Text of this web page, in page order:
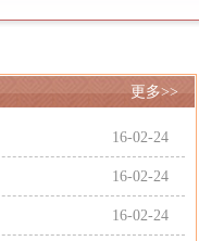
更多>>
16-02-24
16-02-24
16-02-24